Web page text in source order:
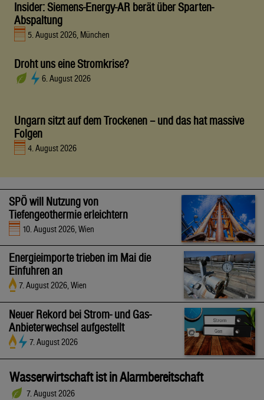
Insider: Siemens-Energy-AR berät über Sparten-
Abspaltung
5. August 2026, München
Droht uns eine Stromkrise?
6. August 2026
Ungarn sitzt auf dem Trockenen – und das hat massive
Folgen
4. August 2026
SPÖ will Nutzung von
Tiefengeothermie erleichtern
10. August 2026, Wien
Energieimporte trieben im Mai die
Einfuhren an
7. August 2026, Wien
Neuer Rekord bei Strom- und Gas-
Anbieterwechsel aufgestellt
7. August 2026
Wasserwirtschaft ist in Alarmbereitschaft
7. August 2026